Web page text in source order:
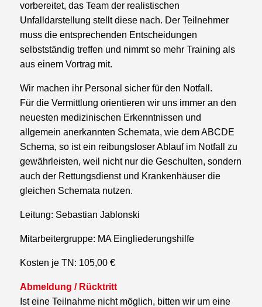
vorbereitet, das Team der realistischen
Unfalldarstellung stellt diese nach. Der Teilnehmer
muss die entsprechenden Entscheidungen
selbstständig treffen und nimmt so mehr Training als
aus einem Vortrag mit.
Wir machen ihr Personal sicher für den Notfall.
Für die Vermittlung orientieren wir uns immer an den
neuesten medizinischen Erkenntnissen und
allgemein anerkannten Schemata, wie dem ABCDE
Schema, so ist ein reibungsloser Ablauf im Notfall zu
gewährleisten, weil nicht nur die Geschulten, sondern
auch der Rettungsdienst und Krankenhäuser die
gleichen Schemata nutzen.
Leitung: Sebastian Jablonski
Mitarbeitergruppe: MA Eingliederungshilfe
Kosten je TN: 105,00 €
Abmeldung / Rücktritt
Ist eine Teilnahme nicht möglich, bitten wir um eine